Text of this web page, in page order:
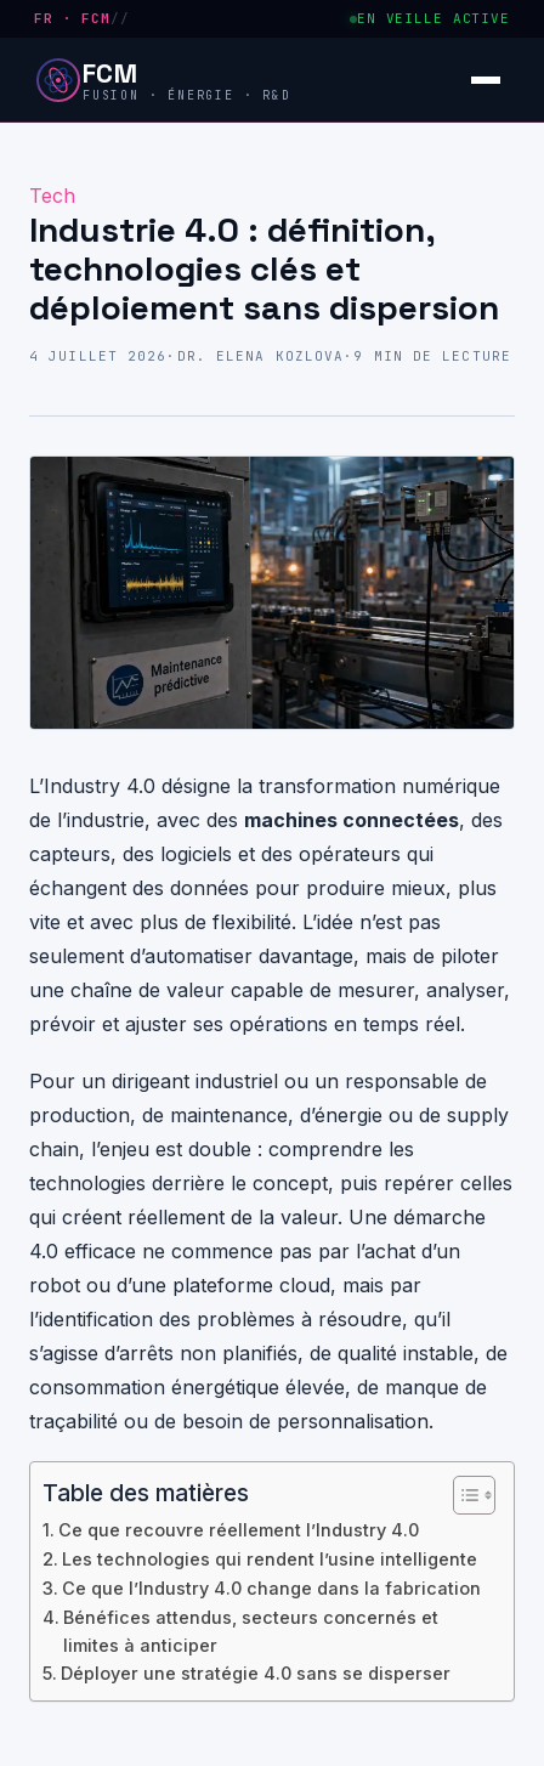
FR · FCM // EN VEILLE ACTIVE
FCM
FUSION · ÉNERGIE · R&D
Tech
Industrie 4.0 : définition,
technologies clés et
déploiement sans dispersion
4 JUILLET 2026 · DR. ELENA KOZLOVA · 9 MIN DE LECTURE
L’Industry 4.0 désigne la transformation numérique
de l’industrie, avec des machines connectées, des
capteurs, des logiciels et des opérateurs qui
échangent des données pour produire mieux, plus
vite et avec plus de flexibilité. L’idée n’est pas
seulement d’automatiser davantage, mais de piloter
une chaîne de valeur capable de mesurer, analyser,
prévoir et ajuster ses opérations en temps réel.
Pour un dirigeant industriel ou un responsable de
production, de maintenance, d’énergie ou de supply
chain, l’enjeu est double : comprendre les
technologies derrière le concept, puis repérer celles
qui créent réellement de la valeur. Une démarche
4.0 efficace ne commence pas par l’achat d’un
robot ou d’une plateforme cloud, mais par
l’identification des problèmes à résoudre, qu’il
s’agisse d’arrêts non planifiés, de qualité instable, de
consommation énergétique élevée, de manque de
traçabilité ou de besoin de personnalisation.
Table des matières
Ce que recouvre réellement l’Industry 4.0
Les technologies qui rendent l’usine intelligente
Ce que l’Industry 4.0 change dans la fabrication
Bénéfices attendus, secteurs concernés et
limites à anticiper
Déployer une stratégie 4.0 sans se disperser